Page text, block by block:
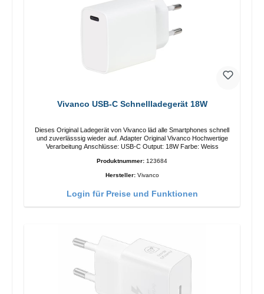
Vivanco USB-C Schnellladegerät 18W
Dieses Original Ladegerät von Vivanco läd alle Smartphones schnell
und zuverlässsig wieder auf. Adapter Original Vivanco Hochwertige
Verarbeitung Anschlüsse: USB-C Output: 18W Farbe: Weiss
Produktnummer: 123684
Hersteller: Vivanco
Login für Preise und Funktionen